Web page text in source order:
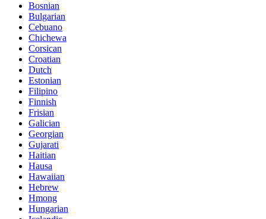
Bosnian
Bulgarian
Cebuano
Chichewa
Corsican
Croatian
Dutch
Estonian
Filipino
Finnish
Frisian
Galician
Georgian
Gujarati
Haitian
Hausa
Hawaiian
Hebrew
Hmong
Hungarian